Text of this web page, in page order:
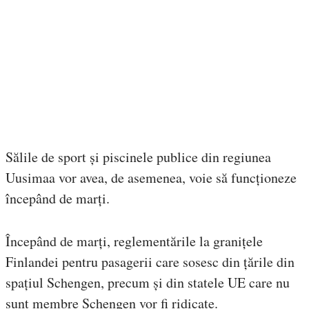
Sălile de sport și piscinele publice din regiunea
Uusimaa vor avea, de asemenea, voie să funcționeze
începând de marți.
Începând de marți, reglementările la granițele
Finlandei pentru pasagerii care sosesc din țările din
spațiul Schengen, precum și din statele UE care nu
sunt membre Schengen vor fi ridicate.